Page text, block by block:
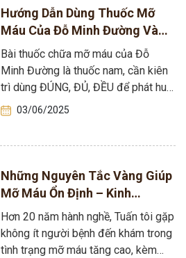
Hướng Dẫn Dùng Thuốc Mỡ
Máu Của Đỗ Minh Đường Và
Lưu Ý Quan Trọng Cho Bà Con
Bài thuốc chữa mỡ máu của Đỗ
Minh Đường là thuốc nam, cần kiên
trì dùng ĐÚNG, ĐỦ, ĐỀU để phát huy
tác dụng. Dù…
03/06/2025
Những Nguyên Tắc Vàng Giúp
Mỡ Máu Ổn Định – Kinh
Nghiệm Từ Tuấn Tôi!
Hơn 20 năm hành nghề, Tuấn tôi gặp
không ít người bệnh đến khám trong
tình trạng mỡ máu tăng cao, kèm